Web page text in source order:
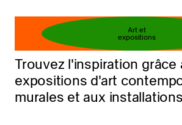
Art et
expositions
Trouvez l'inspiration grâce
expositions d'art
murales et aux installations